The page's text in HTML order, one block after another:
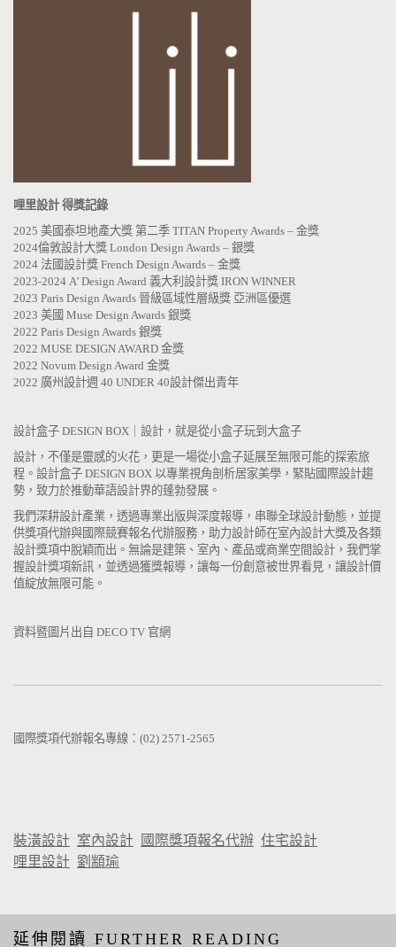
哩里設計 得獎記錄
2025 美國泰坦地產大獎 第二季 TITAN Property Awards – 金獎
2024倫敦設計大獎 London Design Awards – 銀獎
2024 法國設計獎 French Design Awards – 金獎
2023-2024 A’ Design Award 義大利設計獎 IRON WINNER
2023 Paris Design Awards 晉級區域性層級獎 亞洲區優選
2023 美國 Muse Design Awards 銀獎
2022 Paris Design Awards 銀獎
2022 MUSE DESIGN AWARD 金獎
2022 Novum Design Award 金獎
2022 廣州設計週 40 UNDER 40設計傑出青年
設計盒子 DESIGN BOX｜設計，就是從小盒子玩到大盒子
設計，不僅是靈感的火花，更是一場從小盒子延展至無限可能的探索旅
程。設計盒子 DESIGN BOX 以專業視角剖析居家美學，緊貼國際設計趨
勢，致力於推動華語設計界的蓬勃發展。
我們深耕設計產業，透過專業出版與深度報導，串聯全球設計動態，並提
供獎項代辦與國際競賽報名代辦服務，助力設計師在室內設計大獎及各類
設計獎項中脫穎而出。無論是建築、室內、產品或商業空間設計，我們掌
握設計獎項新訊，並透過獲獎報導，讓每一份創意被世界看見，讓設計價
值綻放無限可能。
資料暨圖片出自 DECO TV 官網
國際獎項代辦報名專線：(02) 2571-2565
裝潢設計 室內設計 國際獎項報名代辦 住宅設計
哩里設計 劉顓瑜
延伸閱讀 FURTHER READING